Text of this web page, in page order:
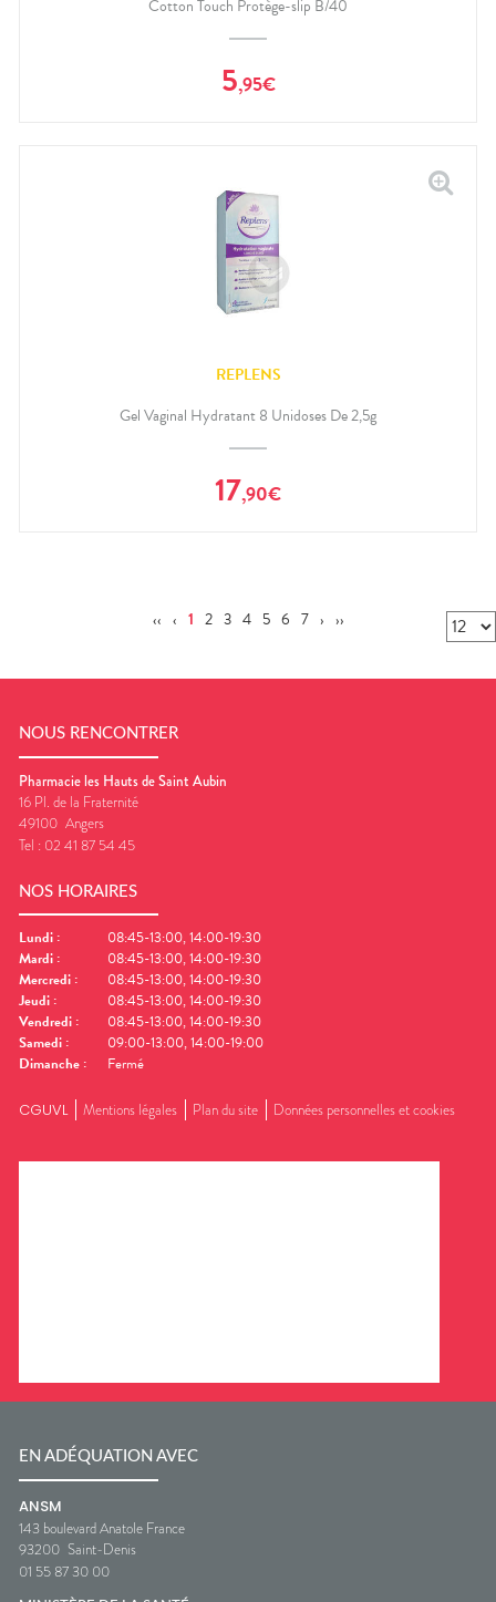
Cotton Touch Protège-slip B/40
5,95€
REPLENS
Gel Vaginal Hydratant 8 Unidoses De 2,5g
17,90€
‹‹ ‹ 1 2 3 4 5 6 7 › ››
NOUS RENCONTRER
Pharmacie les Hauts de Saint Aubin
16 Pl. de la Fraternité
49100 Angers
Tel : 02 41 87 54 45
NOS HORAIRES
Lundi :
08:45-13:00, 14:00-19:30
Mardi :
08:45-13:00, 14:00-19:30
Mercredi :
08:45-13:00, 14:00-19:30
Jeudi :
08:45-13:00, 14:00-19:30
Vendredi :
08:45-13:00, 14:00-19:30
Samedi :
09:00-13:00, 14:00-19:00
Dimanche : Fermé
CGUVL Mentions légales Plan du site Données personnelles et cookies
EN ADÉQUATION AVEC
ANSM
143 boulevard Anatole France
93200 Saint-Denis
01 55 87 30 00